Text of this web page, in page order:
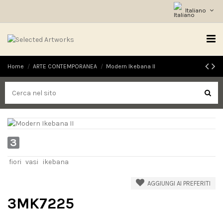
Italiano
Home ARTE CONTEMPORANEA Modern Ikebana II
3
fiori vasi ikebana
AGGIUNGI AI PREFERITI
3MK7225